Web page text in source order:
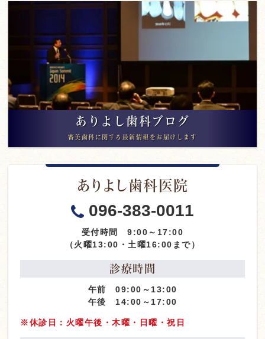
ありよし歯科ブログ
審美歯科に関する最新情報をお届けします
ありよし歯科医院
096-383-0011
受付時間 9:00～17:00
（火曜13:00・土曜16:00まで）
診療時間
午前 09:00～13:00
午後 14:00～17:00
※休診日：火曜午後・木曜・日曜・祝日